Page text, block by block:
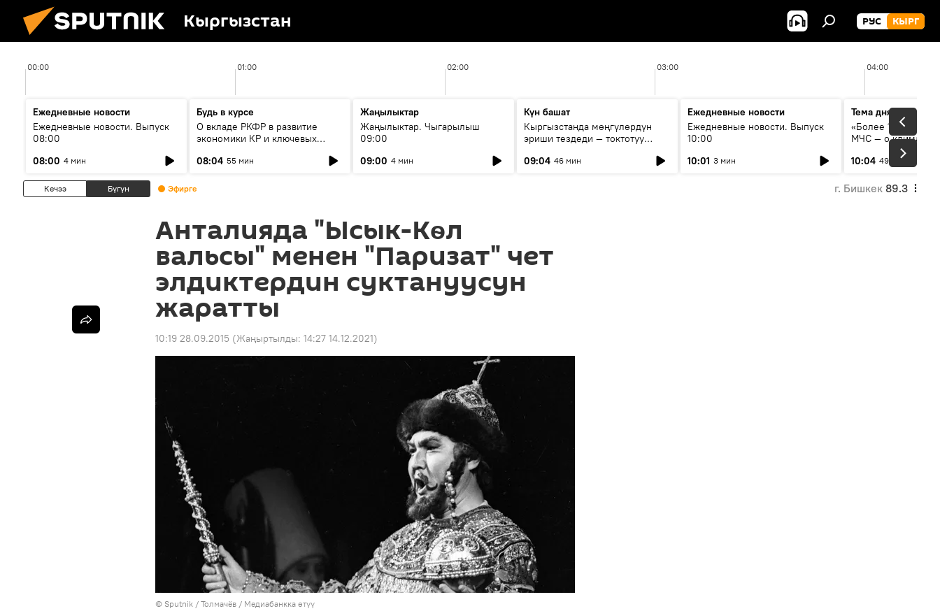
Кыргызстан РУС КЫРГ
00:00 01:00 02:00 03:00 04:00
Ежедневные новости
Ежедневные новости. Выпуск
08:00
08:00 4 мин
Будь в курсе
О вкладе РКФР в развитие
экономики КР и ключевых
08:04 55 мин
Жаңылыктар
Жаңылыктар. Чыгарылыш
09:00
09:00 4 мин
Күн башат
Кыргызстанда мөңгүлөрдүн
эриши тездеди — токтотуу
09:04 46 мин
Ежедневные новости
Ежедневные новости. Выпуск
10:00
10:01 3 мин
Тема дня
«Более 1200 сёл в
МЧС — о климате,
системе
населения
10:04 49 мин
Кечээ Бүгүн Эфирге г. Бишкек 89.3
Анталияда "Ысык-Кѳл
вальсы" менен "Паризат" чет
элдиктердин суктануусун
жаратты
10:19 28.09.2015 (Жаңыртылды: 14:27 14.12.2021)
© Sputnik / Толмачёв / Медиабанкка өтүү